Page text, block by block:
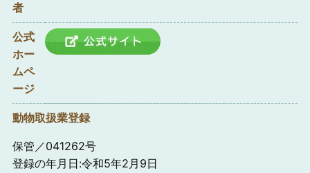
者
公式
ホー
ムペ
ージ
動物取扱業登録
保管／041262号
登録の年月日:令和5年2月9日